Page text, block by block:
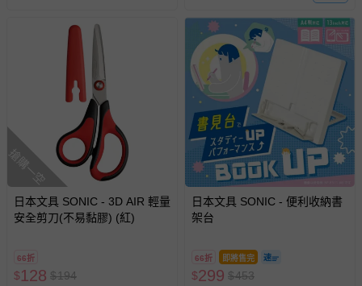
搶購一空
日本文具 SONIC - 3D AIR 輕量
安全剪刀(不易黏膠) (紅)
66折
$128 $194
日本文具 SONIC - 便利收納書
架台
66折 即將售完
$299 $453